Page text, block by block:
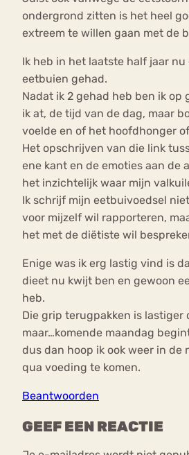
ondergrond zitten is het heel
extreem te willen gaan met de
Ik heb in het laatste half jaar nu
eetbuien gehad.
Nadat ik 2 gehad heb ben ik op
ik at, de tijd van de dag, maar
voelde en of het hoofdhonger
Het opschrijven van die link
ene kant en de emoties aan de
het inzichtelijk waar mijn
Ik schrijf mijn eetbuivoedsel
voor mijzelf wil rapporteren,
het met de diëtiste wil
Enige was ik erg lastig vind is
dieet nu kwijt ben en gewoon
heb.
Die grip terugpakken is lastiger
maar…komende maandag
dus dan hoop ik ook weer in de
qua voeding te komen.
Beantwoorden
GEEF EEN REACTIE